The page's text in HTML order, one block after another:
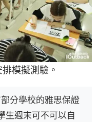
模擬測驗。
分學校的雅思保證
生週末可不可以自